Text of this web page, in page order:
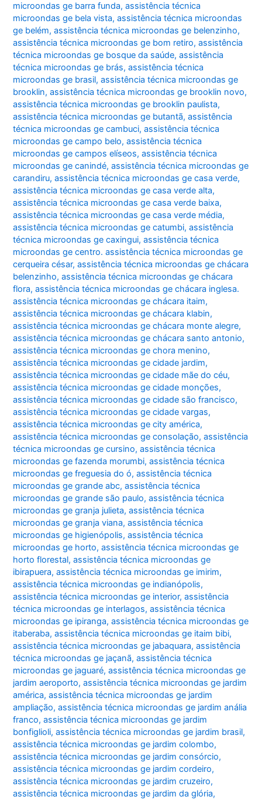
microondas ge barra funda,assistência técnica
microondas ge bela vista,assistência técnica microondas
ge belém,assistência técnica microondas ge belenzinho,
assistência técnica microondas ge bom retiro,assistência
técnica microondas ge bosque da saúde,assistência
técnica microondas ge brás,assistência técnica
microondas ge brasil,assistência técnica microondas ge
brooklin,assistência técnica microondas ge brooklin novo,
assistência técnica microondas ge brooklin paulista,
assistência técnica microondas ge butantã,assistência
técnica microondas ge cambuci,assistência técnica
microondas ge campo belo,assistência técnica
microondas ge campos elíseos,assistência técnica
microondas ge canindé,assistência técnica microondas ge
carandiru,assistência técnica microondas ge casa verde,
assistência técnica microondas ge casa verde alta,
assistência técnica microondas ge casa verde baixa,
assistência técnica microondas ge casa verde média,
assistência técnica microondas ge catumbi,assistência
técnica microondas ge caxingui,assistência técnica
microondas ge centro. assistência técnica microondas ge
cerqueira césar,assistência técnica microondas ge chácara
belenzinho,assistência técnica microondas ge chácara
flora,assistência técnica microondas ge chácara inglesa.
assistência técnica microondas ge chácara itaim,
assistência técnica microondas ge chácara klabin,
assistência técnica microondas ge chácara monte alegre,
assistência técnica microondas ge chácara santo antonio,
assistência técnica microondas ge chora menino,
assistência técnica microondas ge cidade jardim,
assistência técnica microondas ge cidade mãe do céu,
assistência técnica microondas ge cidade monções,
assistência técnica microondas ge cidade são francisco,
assistência técnica microondas ge cidade vargas,
assistência técnica microondas ge city américa,
assistência técnica microondas ge consolação,assistência
técnica microondas ge cursino,assistência técnica
microondas ge fazenda morumbi,assistência técnica
microondas ge freguesia do ó,assistência técnica
microondas ge grande abc,assistência técnica
microondas ge grande são paulo,assistência técnica
microondas ge granja julieta,assistência técnica
microondas ge granja viana,assistência técnica
microondas ge higienópolis,assistência técnica
microondas ge horto,assistência técnica microondas ge
horto florestal,assistência técnica microondas ge
ibirapuera,assistência técnica microondas ge imirim,
assistência técnica microondas ge indianópolis,
assistência técnica microondas ge interior,assistência
técnica microondas ge interlagos,assistência técnica
microondas ge ipiranga,assistência técnica microondas ge
itaberaba,assistência técnica microondas ge itaim bibi,
assistência técnica microondas ge jabaquara,assistência
técnica microondas ge jaçanã,assistência técnica
microondas ge jaguaré,assistência técnica microondas ge
jardim aeroporto,assistência técnica microondas ge jardim
américa,assistência técnica microondas ge jardim
ampliação,assistência técnica microondas ge jardim anália
franco,assistência técnica microondas ge jardim
bonfiglioli,assistência técnica microondas ge jardim brasil,
assistência técnica microondas ge jardim colombo,
assistência técnica microondas ge jardim consórcio,
assistência técnica microondas ge jardim cordeiro,
assistência técnica microondas ge jardim cruzeiro,
assistência técnica microondas ge jardim da glória,